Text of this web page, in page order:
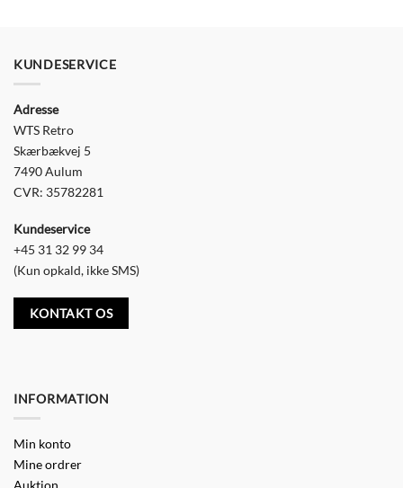
KUNDESERVICE
Adresse
WTS Retro
Skærbækvej 5
7490 Aulum
CVR: 35782281
Kundeservice
+45 31 32 99 34
(Kun opkald, ikke SMS)
KONTAKT OS
INFORMATION
Min konto
Mine ordrer
Auktion